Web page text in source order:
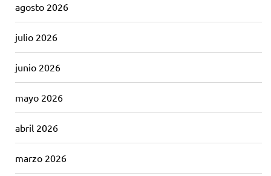
agosto 2026
julio 2026
junio 2026
mayo 2026
abril 2026
marzo 2026